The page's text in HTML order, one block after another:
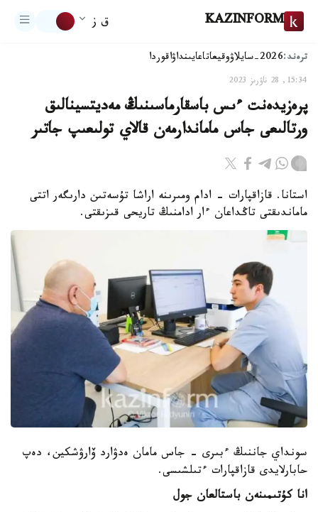
KAZINFORM ق ز
ترەند:2026-سايلاۋ وقيعاتاعايىنداۋاقوردا
15:34, 28 ناۋرىز 2023
پرەزيدەنت ءىس باسقارماسىنىڭ مەديتسينالىق
ورتالىعى جاس ماماندارمەن قالاي تولىعىپ جاتىر
استانا. قازاقپارات - ادام ومىرىنە اراشا تۇسەتىن دارىگەر اتتى
ماماندىقتى تاڭداعان ءار ادامنىڭ تاريحى قىزىقتى.
سونداي جاننىڭ ءبىرى - جاس مامان ەدۋارد ۆارۋشكين، دەپ
حابارلايدى قازاقپارات ءتىلشىسى.
انا كۇتىمىنەن باستالعان جول